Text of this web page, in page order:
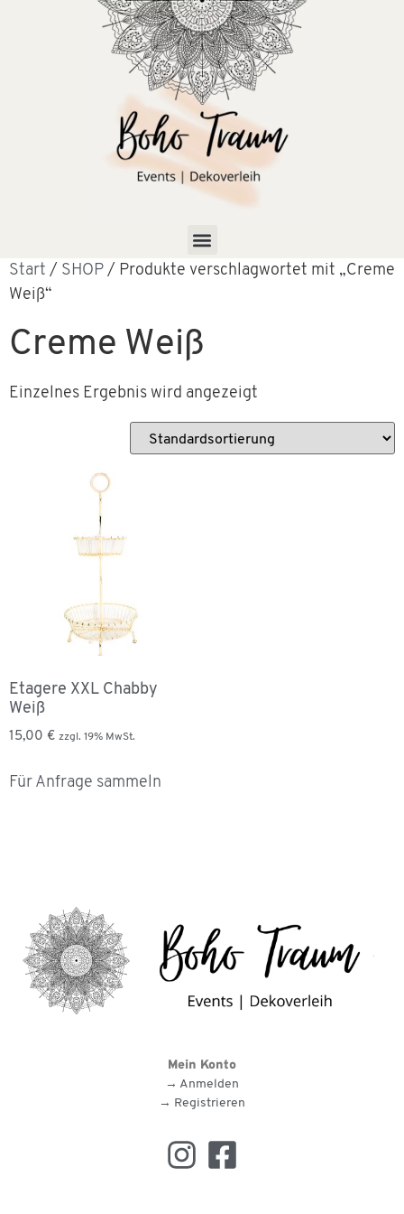
Start / SHOP / Produkte verschlagwortet mit „Creme
Weiß“
Creme Weiß
Einzelnes Ergebnis wird angezeigt
Etagere XXL Chabby
Weiß
15,00 € zzgl. 19% MwSt.
Für Anfrage sammeln
Mein Konto
→ Anmelden
→ Registrieren